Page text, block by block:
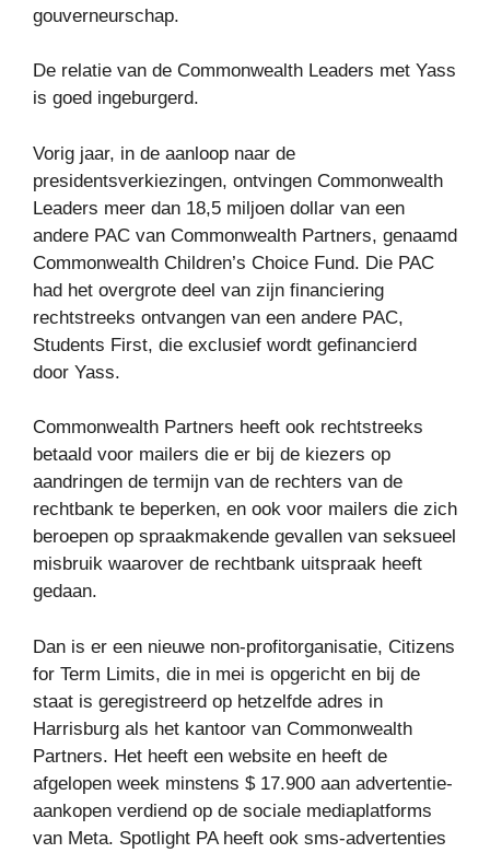
gouverneurschap.
De relatie van de Commonwealth Leaders met Yass
is goed ingeburgerd.
Vorig jaar, in de aanloop naar de
presidentsverkiezingen, ontvingen Commonwealth
Leaders meer dan 18,5 miljoen dollar van een
andere PAC van Commonwealth Partners, genaamd
Commonwealth Children’s Choice Fund. Die PAC
had het overgrote deel van zijn financiering
rechtstreeks ontvangen van een andere PAC,
Students First, die exclusief wordt gefinancierd
door Yass.
Commonwealth Partners heeft ook rechtstreeks
betaald voor mailers die er bij de kiezers op
aandringen de termijn van de rechters van de
rechtbank te beperken, en ook voor mailers die zich
beroepen op spraakmakende gevallen van seksueel
misbruik waarover de rechtbank uitspraak heeft
gedaan.
Dan is er een nieuwe non-profitorganisatie, Citizens
for Term Limits, die in mei is opgericht en bij de
staat is geregistreerd op hetzelfde adres in
Harrisburg als het kantoor van Commonwealth
Partners. Het heeft een website en heeft de
afgelopen week minstens $ 17.900 aan advertentie-
aankopen verdiend op de sociale mediaplatforms
van Meta. Spotlight PA heeft ook sms-advertenties